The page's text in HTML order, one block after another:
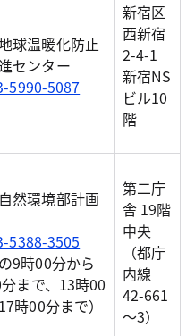
球温暖化防止
センター
5990-5087
新宿区
西新宿
2-4-1
新宿NS
ビル10
階
然環境部計画
5388-3505
の9時00分から
まで、13時00
時00分まで）
第二庁
舎 19階
中央
（都庁
内線
42-661
～3）